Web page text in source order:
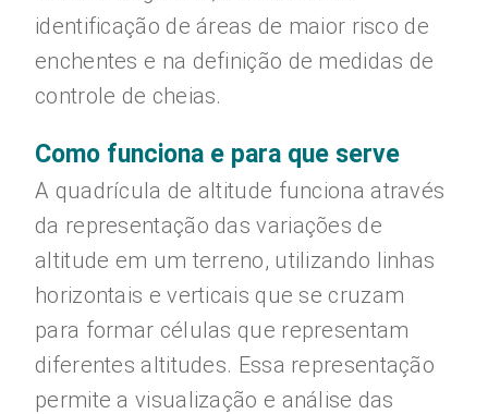
identificação de áreas de maior risco de
enchentes e na definição de medidas de
controle de cheias.
Como funciona e para que serve
A quadrícula de altitude funciona através
da representação das variações de
altitude em um terreno, utilizando linhas
horizontais e verticais que se cruzam
para formar células que representam
diferentes altitudes. Essa representação
permite a visualização e análise das